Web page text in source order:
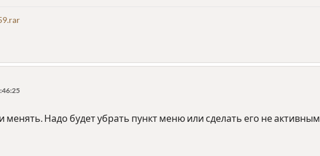
менять. Надо будет убрать пункт меню или сделать его не активным